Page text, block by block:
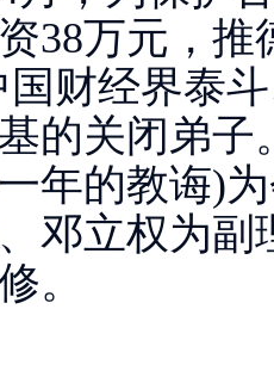
38万元，
财经界泰
的关闭弟
年的教诲)
邓立权为
。